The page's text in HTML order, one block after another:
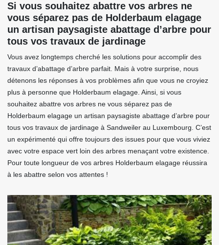
Si vous souhaitez abattre vos arbres ne
vous séparez pas de Holderbaum elagage
un artisan paysagiste abattage d’arbre pour
tous vos travaux de jardinage
Vous avez longtemps cherché les solutions pour accomplir des
travaux d’abattage d’arbre parfait. Mais à votre surprise, nous
détenons les réponses à vos problèmes afin que vous ne croyiez
plus à personne que Holderbaum elagage. Ainsi, si vous
souhaitez abattre vos arbres ne vous séparez pas de
Holderbaum elagage un artisan paysagiste abattage d’arbre pour
tous vos travaux de jardinage à Sandweiler au Luxembourg. C’est
un expérimenté qui offre toujours des issues pour que vous viviez
avec votre espace vert loin des arbres menaçant votre existence.
Pour toute longueur de vos arbres Holderbaum elagage réussira
à les abattre selon vos attentes !